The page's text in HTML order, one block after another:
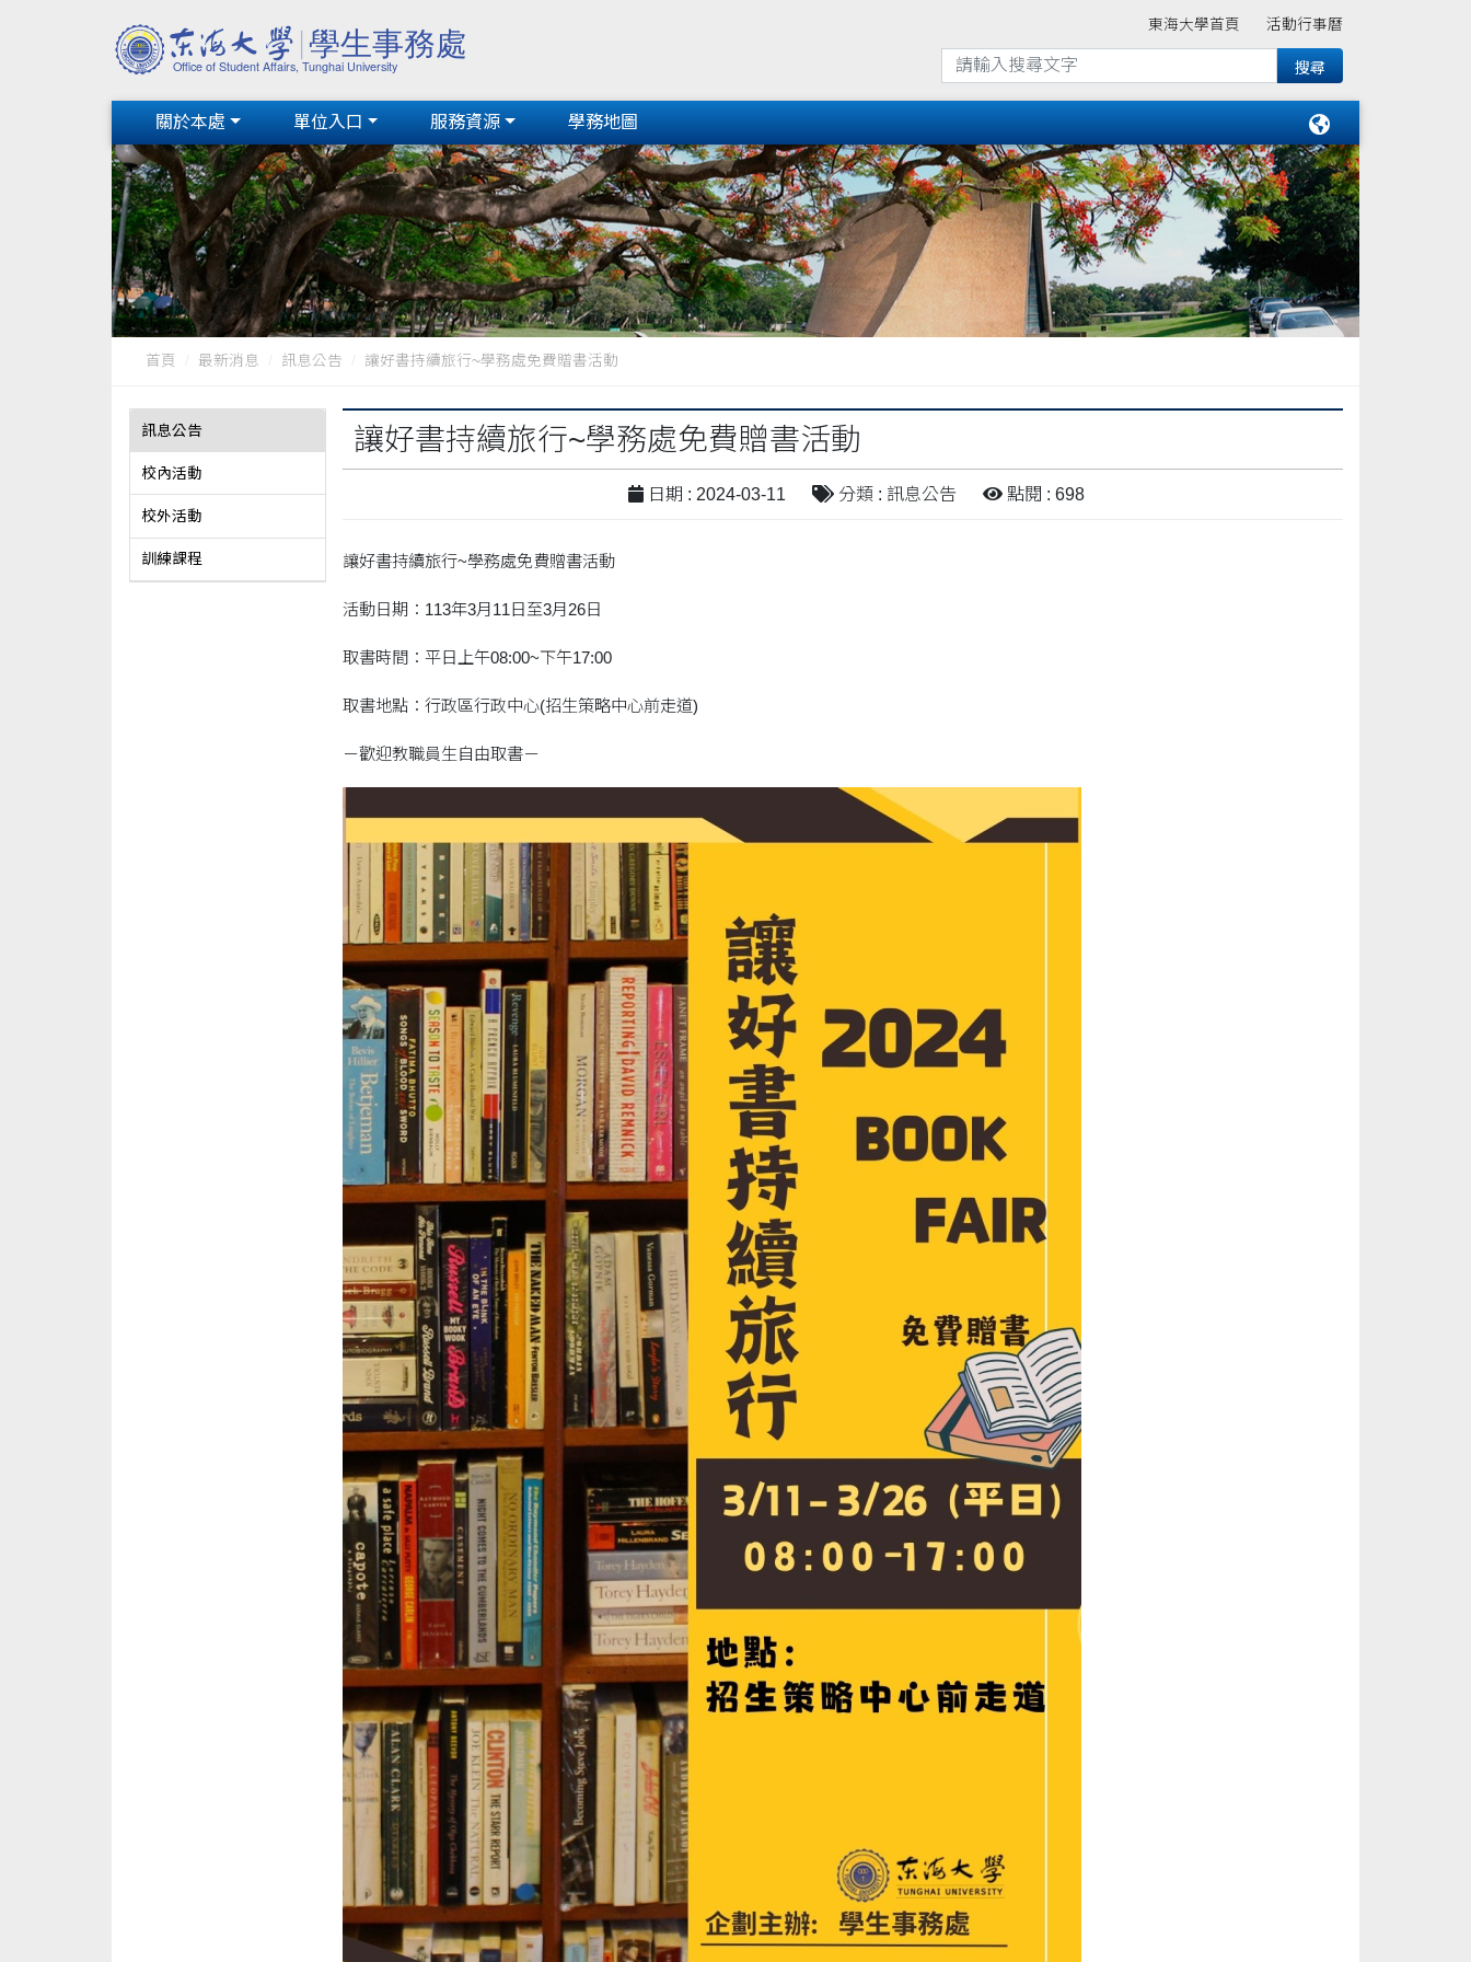
東海大學首頁 活動行事曆
關於本處 單位入口 服務資源 學務地圖
首頁 最新消息 訊息公告 讓好書持續旅行~學務處免費贈書活動
訊息公告
校內活動
校外活動
訓練課程
讓好書持續旅行~學務處免費贈書活動
日期 : 2024-03-11 分類 : 訊息公告 點閱 : 698
讓好書持續旅行~學務處免費贈書活動
活動日期：113年3月11日至3月26日
取書時間：平日上午08:00~下午17:00
取書地點：行政區行政中心(招生策略中心前走道)
－歡迎教職員生自由取書－